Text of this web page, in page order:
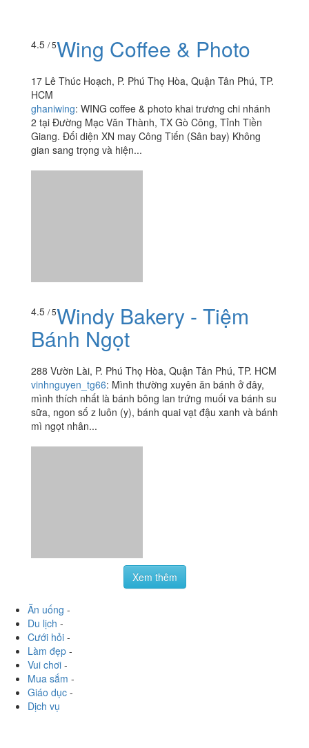
4.5 / 5Wing Coffee & Photo
17 Lê Thúc Hoạch, P. Phú Thọ Hòa, Quận Tân Phú, TP.
HCM
ghaniwing: WING coffee & photo khai trương chi nhánh
2 tại Đường Mạc Văn Thành, TX Gò Công, Tỉnh Tiền
Giang. Đối diện XN may Công Tiến (Sân bay) Không
gian sang trọng và hiện...
vinhnguyen_tg66:Mình thường xuyên ăn bánh ở đây,
sữa, ngon số z luôn (y), bánh quai vạt đậu xanh và bánh
mì ngọt nhân...
Vui chơi-
Dịch vụ